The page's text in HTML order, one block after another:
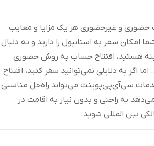
حضوری و غیرحضوری هر یک مزایا و معایب
امکان سفر به استانبول را دارید و به دنبال
هستید، افتتاح حساب به روش حضوری
اگر به دلایلی نمی‌توانید سفر کنید، افتتاح
سی‌آی‌پی‌پوینت می‌تواند راه‌حل مناسبی
به راحتی و بدون نیاز به اقامت در
بین المللی شوید.